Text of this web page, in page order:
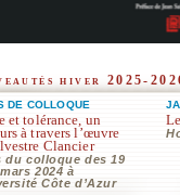
hiver 2025-
DE COLLOQUE
et tolérance, un
à travers l’œuvre
Clancier
du colloque des 19
2024 à
Côte d’Azur